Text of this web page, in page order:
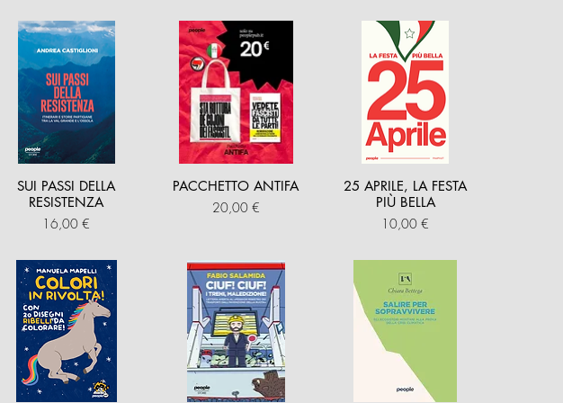
SUI PASSI DELLA
RESISTENZA
Prezzo
16,00 €
PACCHETTO ANTIFA
Prezzo
20,00 €
25 APRILE, LA FESTA
PIÙ BELLA
Prezzo
10,00 €